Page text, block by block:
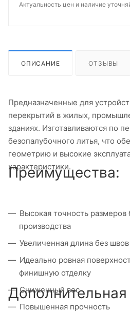
Актуальность цен и наличие
ОПИСАНИЕ ОТЗЫВЫ
Предназначенные для
перекрытий в жилых,
зданиях. Изготавливаются по
безопалубочного литья, что
геометрию и высокие
характеристики.
Преимущества:
Высокая точность размеров
производства
Увеличенная длина без
Идеально ровная
финишную отделку
Сниженный вес
Повышенная прочность